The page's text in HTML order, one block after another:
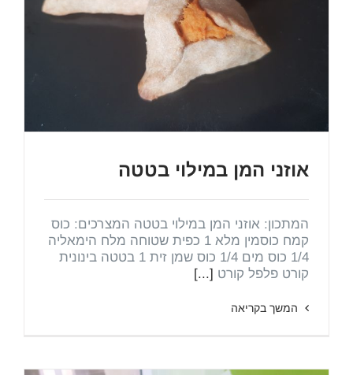
אוזני המן במילוי בטטה
המתכון: אוזני המן במילוי בטטה המצרכים: כוס
קמח כוסמין מלא 1 כפית שטוחה מלח הימאליה
1/4 כוס מים 1/4 כוס שמן זית 1 בטטה בינונית
קורט פלפל קורט [...]
המשך בקריאה